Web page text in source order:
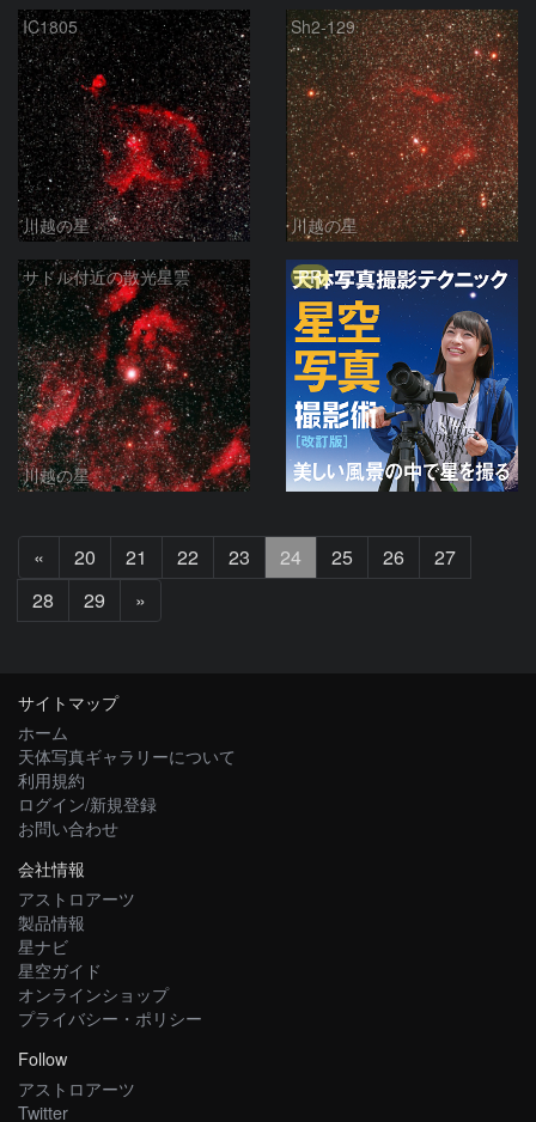
IC1805
川越の星
Sh2-129
川越の星
サドル付近の散光星雲
川越の星
PR
«
へ
20 21 22 23 24 25 26
27
28
29 »
へ
サイトマップ
ホーム
天体写真ギャラリーについて
利用規約
ログイン/新規登録
お問い合わせ
会社情報
アストロアーツ
製品情報
星ナビ
星空ガイド
オンラインショップ
プライバシー・ポリシー
Follow
アストロアーツ
Twitter